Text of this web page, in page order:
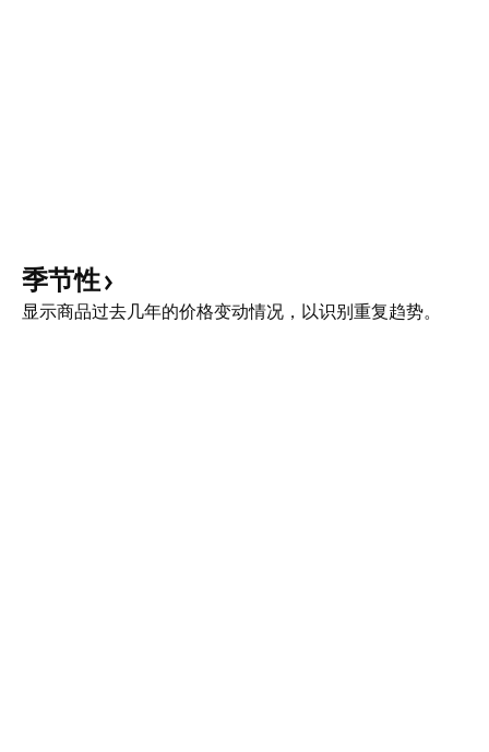
季节性
显示商品过去几年的价格变动情况，以识别重复趋势。